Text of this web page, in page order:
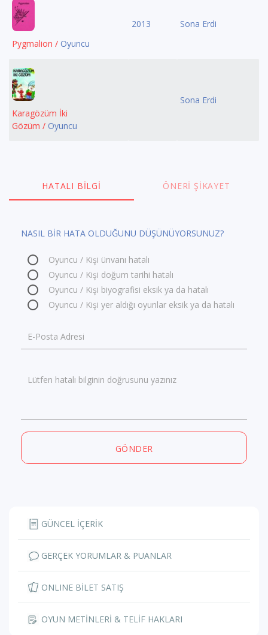
Pygmalion / Oyuncu
2013 Sona Erdi
Karagözüm İki
Gözüm / Oyuncu
Sona Erdi
HATALI BILGI ÖNERI ŞIKAYET
NASIL BİR HATA OLDUĞUNU DÜŞÜNÜYORSUNUZ?
Oyuncu / Kişi ünvanı hatalı
Oyuncu / Kişi doğum tarihi hatalı
Oyuncu / Kişi biyografisi eksik ya da hatalı
Oyuncu / Kişi yer aldığı oyunlar eksik ya da hatalı
E-Posta Adresi
Lütfen hatalı bilginin doğrusunu yazınız
GÖNDER
GÜNCEL İÇERİK
GERÇEK YORUMLAR & PUANLAR
ONLINE BİLET SATIŞ
OYUN METİNLERİ & TELİF HAKLARI